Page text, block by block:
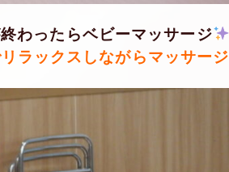
わったらベビーマッサージ
ラックスしながらマッサージ